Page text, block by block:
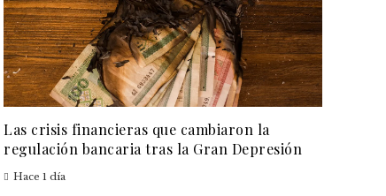
Las crisis financieras que cambiaron la
regulación bancaria tras la Gran Depresión
Hace 1 día